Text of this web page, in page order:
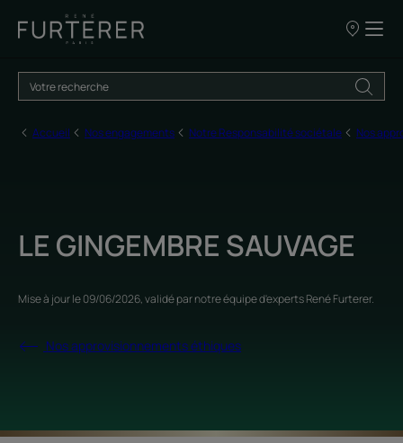
Nos
vente
Accueil Nos engagements Notre Responsabilité sociétale Nos
LE GINGEMBRE SAUVAGE
Mise à jour le09/06/2026, validé parnotre équipe d'experts René Furterer.
Nos approvisionnements éthiques